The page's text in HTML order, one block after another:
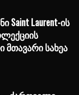
Laurent-ის
მთავარი სახეა